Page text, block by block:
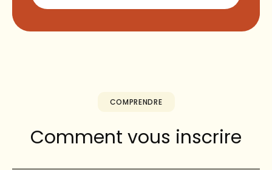
COMPRENDRE
Comment vous inscrire